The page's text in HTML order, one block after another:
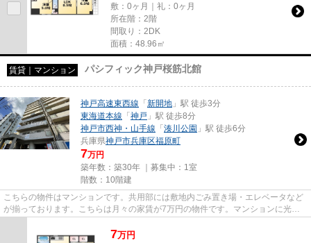
敷：0ヶ月｜礼：0ヶ月
所在階：2階
間取り：2DK
面積：48.96㎡
賃貸｜マンション パシフィック神戸桜筋北館
神戸高速東西線 「 新開地 」駅 徒歩3分
東海道本線 「 神戸 」駅 徒歩8分
神戸市西神・山手線 「 湊川公園 」駅 徒歩6分
兵庫県神戸市兵庫区福原町
7万円
築年数：築30年 ｜募集中： 1室
階数：10階建
こちらの物件はマンションです。共用部には敷地内ごみ置き場・エレベータなど
が揃っております。こちらは月々の家賃が7万円の物件です。マンションに光回
7万円